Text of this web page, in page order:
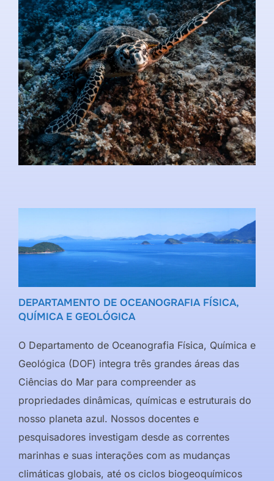
DEPARTAMENTO DE OCEANOGRAFIA FÍSICA,
QUÍMICA E GEOLÓGICA
O Departamento de Oceanografia Física, Química e
Geológica (DOF) integra três grandes áreas das
Ciências do Mar para compreender as
propriedades dinâmicas, químicas e estruturais do
nosso planeta azul. Nossos docentes e
pesquisadores investigam desde as correntes
marinhas e suas interações com as mudanças
climáticas globais, até os ciclos biogeoquímicos